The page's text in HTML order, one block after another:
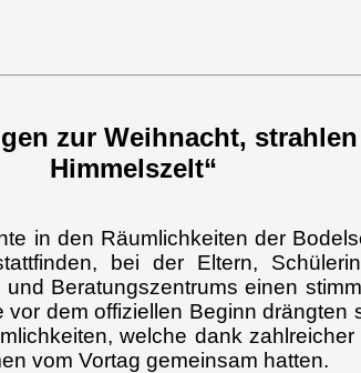
zur Weihnacht,
Himmelszelt“
in den Räumlichkeiten der
bei der Eltern,
Beratungszentrums einen
dem offiziellen Beginn drängten
welche dank
vom Vortag gemeinsam hatten.